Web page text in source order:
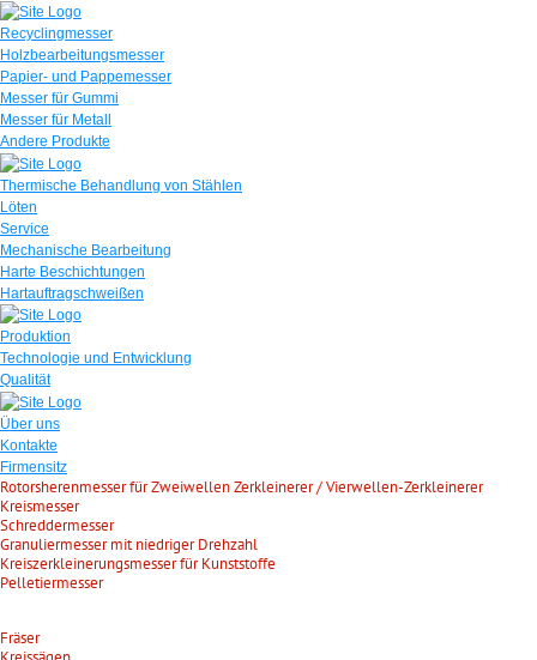
Recyclingmesser
Holzbearbeitungsmesser
Papier- und Pappemesser
Messer für Gummi
Messer für Metall
Andere Produkte
Thermische Behandlung von Stählen
Löten
Service
Mechanische Bearbeitung
Harte Beschichtungen
Hartauftragschweißen
Produktion
Technologie und Entwicklung
Qualität
Über uns
Kontakte
Firmensitz
Rotorsherenmesser für Zweiwellen Zerkleinerer / Vierwellen-Zerkleinerer
Kreismesser
Schreddermesser
Granuliermesser mit niedriger Drehzahl
Kreiszerkleinerungsmesser für Kunststoffe
Pelletiermesser
Fräser